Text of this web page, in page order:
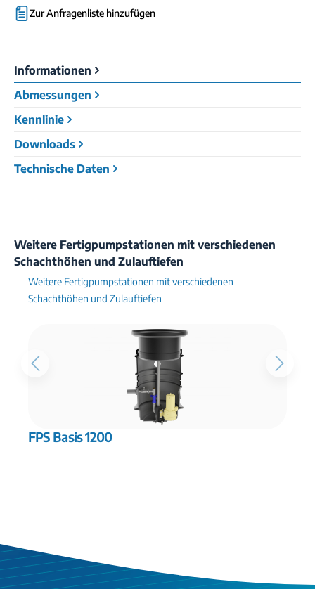
Zur Anfragenliste hinzufügen
Informationen
Abmessungen
Kennlinie
Downloads
Technische Daten
Weitere Fertigpumpstationen mit verschiedenen
Schachthöhen und Zulauftiefen
Weitere Fertigpumpstationen mit verschiedenen
Schachthöhen und Zulauftiefen
FPS Basis 1200